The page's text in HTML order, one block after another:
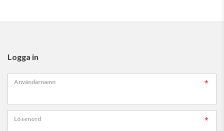
Logga in
Användarnamn
Lösenord